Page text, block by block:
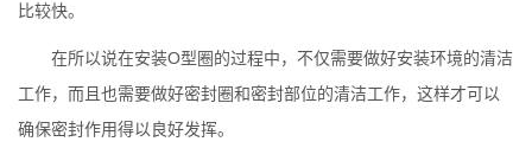
比较快。
在所以说在安装O型圈的过程中，不仅需要做好安装环境的清洁
工作，而且也需要做好密封圈和密封部位的清洁工作，这样才可以
确保密封作用得以良好发挥。